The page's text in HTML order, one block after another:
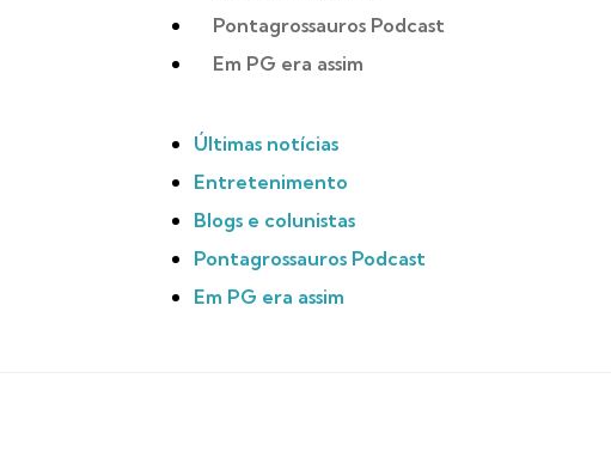
Pontagrossauros Podcast
Em PG era assim
Últimas notícias
Entretenimento
Blogs e colunistas
Pontagrossauros Podcast
Em PG era assim